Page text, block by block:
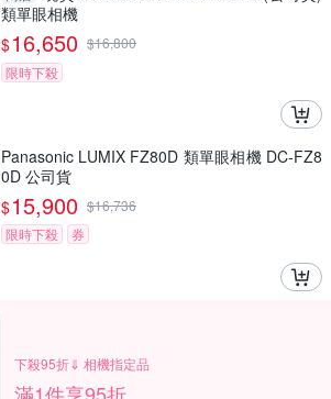
類單眼相機
$16,650 $16,800
限時下殺
Panasonic LUMIX FZ80D 類單眼相機 DC-FZ8
0D 公司貨
$15,900 $16,736
限時下殺
券
下殺95折⇓ 相機指定品